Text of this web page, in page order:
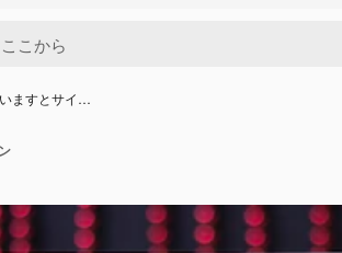
ますとサイ…